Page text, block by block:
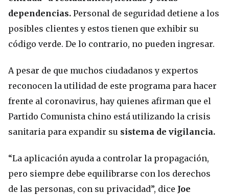
dependencias. Personal de seguridad detiene a los
posibles clientes y estos tienen que exhibir su
código verde. De lo contrario, no pueden ingresar.
A pesar de que muchos ciudadanos y expertos
reconocen la utilidad de este programa para hacer
frente al coronavirus, hay quienes afirman que el
Partido Comunista chino está utilizando la crisis
sanitaria para expandir su sistema de vigilancia.
“La aplicación ayuda a controlar la propagación,
pero siempre debe equilibrarse con los derechos
de las personas, con su privacidad”, dice Joe